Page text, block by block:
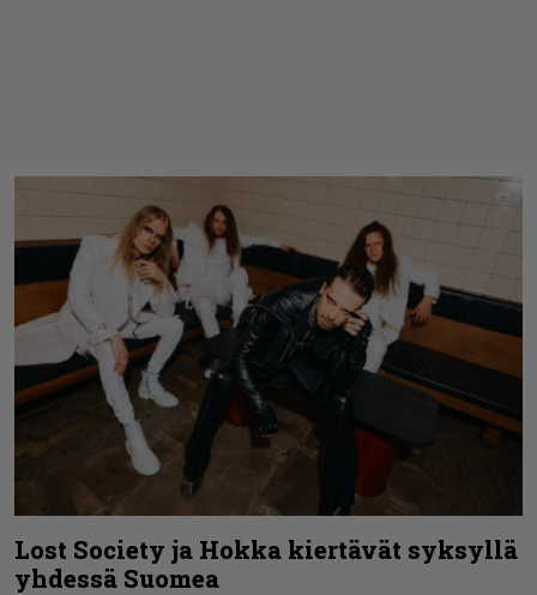
Lost Society ja Hokka kiertävät syksyllä
yhdessä Suomea